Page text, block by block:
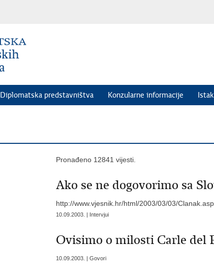
Diplomatska predstavništva Konzularne informacije
Pronađeno 12841 vijesti.
Ako se ne dogovorimo sa
http://www.vjesnik.hr/html/2003/03/03/
10.09.2003. | Intervjui
Ovisimo o milosti Carle del
10.09.2003. | Govori